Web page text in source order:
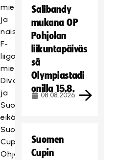
miesten
ja
naisten
F-
liigoja,
miesten
Divaria
ja
Suomisarjaa
eikä
Suomen
Cupia.
Ohjeistus
Salibandy
mukana OP
Pohjolan
liikuntapäiväs
sä
Olympiastadi
onilla 15.8.
08.08.2026
Suomen
Cupin